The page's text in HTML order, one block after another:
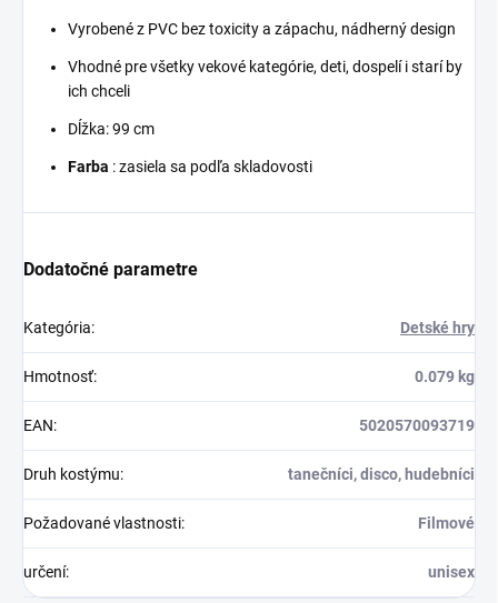
Vyrobené z PVC bez toxicity a zápachu, nádherný design
Vhodné pre všetky vekové kategórie, deti, dospelí i starí by
ich chceli
Dĺžka: 99 cm
Farba : zasiela sa podľa skladovosti
Dodatočné parametre
Kategória: Detské hry
Hmotnosť: 0.079 kg
EAN: 5020570093719
Druh kostýmu: tanečníci, disco, hudebníci
Požadované vlastnosti: Filmové
určení: unisex